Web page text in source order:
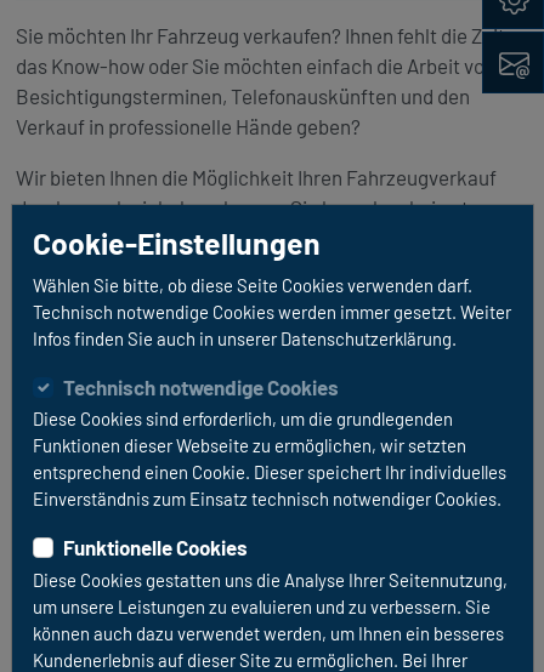
Sie möchten Ihr Fahrzeug verkaufen? Ihnen fehlt die Zeit,
das Know-how oder Sie möchten einfach die Arbeit von
Besichtigungsterminen, Telefonauskünften und den
Verkauf in professionelle Hände geben?
Wir bieten Ihnen die Möglichkeit Ihren Fahrzeugverkauf
durch uns abwickeln zu lassen. Sie brauchen keine teure
Inzahlungnahme in Kauf zu nehmen und haben trotzdem
keine Arbeit mit dem Verkauf und den anfallenden
Besichtigungen. Wir leisten folgende Arbeiten für den
erfolgreichen Verkauf Ihres Wagens:
Professionelle Reinigung Ihres Fahrzeuges innen und
außen (gg. Aufpreis)
Fotoshooting für die richtige Präsentation des
Wagens im Internet inkl. 360° Aufnahmen
Inserat Ihres Fahrzeuges in gängigen Online-Börsen (1
Bearbeitung von Kundenanfragen
Wahrnehmung von Besichtigungsterminen
Verkauf Ihres Fahrzeuges in Ihrem Auftrag mit
Vertragsgestaltung und Abwicklung
Cookie-Einstellungen
Wählen Sie bitte, ob diese Seite Cookies verwenden darf.
Technisch notwendige Cookies werden immer gesetzt. Weiter
Infos finden Sie auch in unserer Datenschutzerklärung.
Technisch notwendige Cookies
Diese Cookies sind erforderlich, um die grundlegenden
Funktionen dieser Webseite zu ermöglichen, wir setzten
entsprechend einen Cookie. Dieser speichert Ihr individuelles
Einverständnis zum Einsatz technisch notwendiger Cookies.
Funktionelle Cookies
Diese Cookies gestatten uns die Analyse Ihrer Seitennutzung,
um unsere Leistungen zu evaluieren und zu verbessern. Sie
können auch dazu verwendet werden, um Ihnen ein besseres
Kundenerlebnis auf dieser Site zu ermöglichen. Bei Ihrer